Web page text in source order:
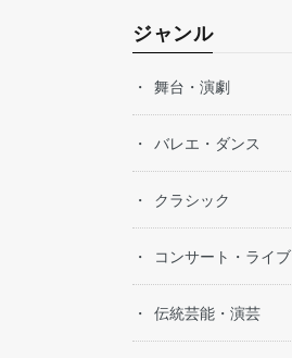
ジャンル
舞台・演劇
バレエ・ダンス
クラシック
コンサート・ライブ
伝統芸能・演芸